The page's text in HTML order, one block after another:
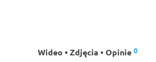
Wideo • Zdjęcia • Opinie 0